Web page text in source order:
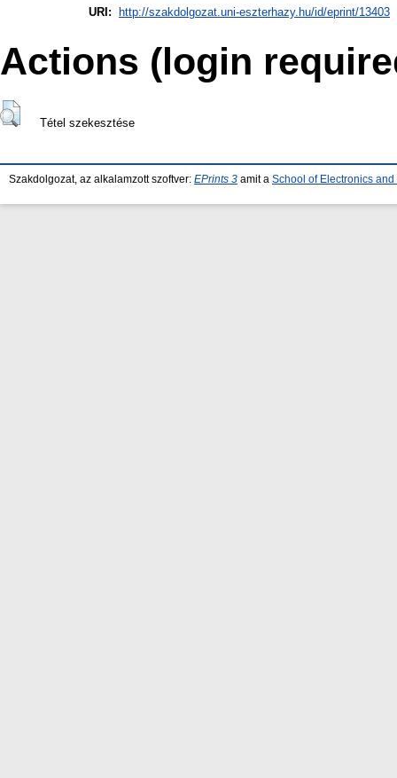
URI:
http://szakdolgozat.uni-eszterhazy.hu/id/eprint/13403
Actions (login
Tétel szekesztése
Szakdolgozat, az alkalamzott szoftver: EPrints 3 amit a School of Electronics